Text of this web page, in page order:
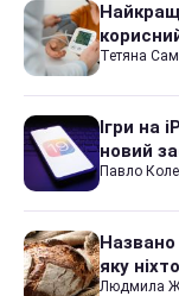
Тетяна
Ігри на
новий
Павло
Названо
яку
Людмила